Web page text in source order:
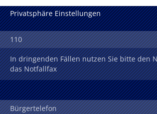
Privatsphäre Einstellungen
110
In dringenden Fällen nutzen Sie bitte den
das Notfallfax
Bürgertelefon